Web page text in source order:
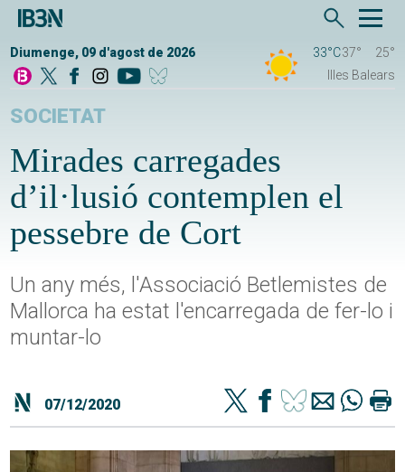
Diumenge, 09 d'agost de 2026 33°C37°
25°
Illes Balears
SOCIETAT
Mirades carregades
d’il·lusió contemplen el
pessebre de Cort
Un any més, l'Associació Betlemistes de
Mallorca ha estat l'encarregada de fer-lo i
muntar-lo
07/12/2020